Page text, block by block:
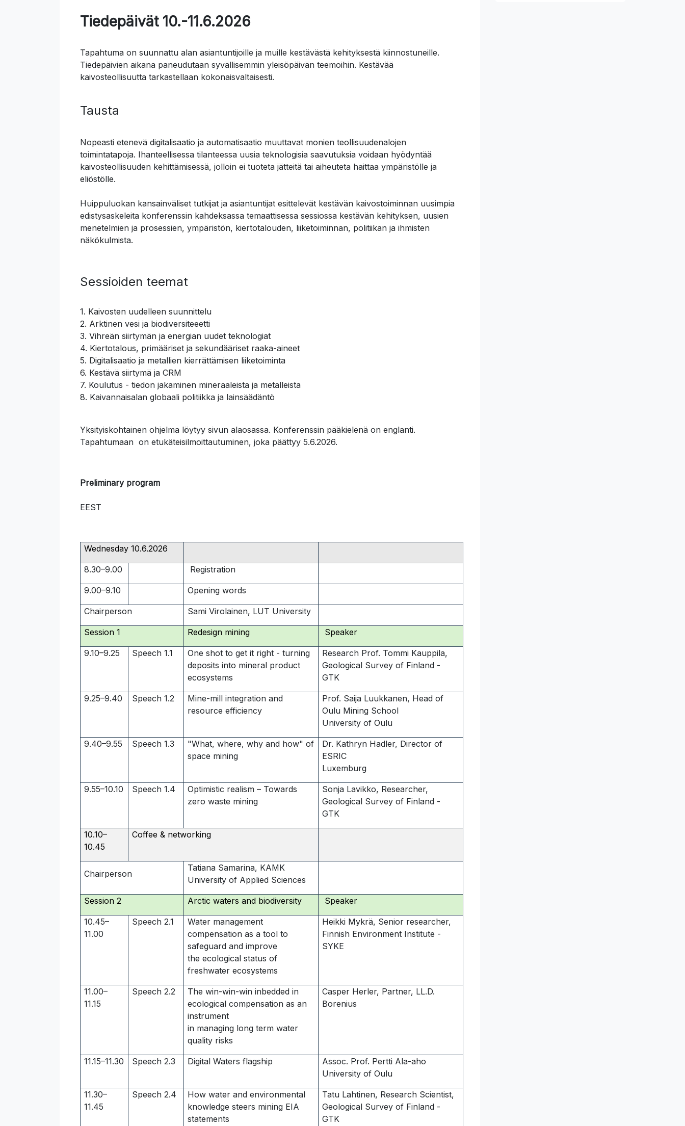
Tiedepäivät 10.-11.6.2026
Tapahtuma on suunnattu alan asiantuntijoille ja muille kestävästä kehityksestä kiinnostuneille.
Tiedepäivien aikana paneudutaan syvällisemmin yleisöpäivän teemoihin. Kestävää
kaivosteollisuutta tarkastellaan kokonaisvaltaisesti.
Tausta
Nopeasti etenevä digitalisaatio ja automatisaatio muuttavat monien teollisuudenalojen
toimintatapoja. Ihanteellisessa tilanteessa uusia teknologisia saavutuksia voidaan hyödyntää
kaivosteollisuuden kehittämisessä, jolloin ei tuoteta jätteitä tai aiheuteta haittaa ympäristölle ja
eliöstölle.
Huippuluokan kansainväliset tutkijat ja asiantuntijat esittelevät kestävän kaivostoiminnan uusimpia
edistysaskeleita konferenssin kahdeksassa temaattisessa sessiossa kestävän kehityksen, uusien
menetelmien ja prosessien, ympäristön, kiertotalouden, liiketoiminnan, politiikan ja ihmisten
näkökulmista.
Sessioiden teemat
1. Kaivosten uudelleen suunnittelu
2. Arktinen vesi ja biodiversiteeetti
3. Vihreän siirtymän ja energian uudet teknologiat
4. Kiertotalous, primääriset ja sekundääriset raaka-aineet
5. Digitalisaatio ja metallien kierrättämisen liiketoiminta
6. Kestävä siirtymä ja CRM
7. Koulutus - tiedon jakaminen mineraaleista ja metalleista
8. Kaivannaisalan globaali politiikka ja lainsäädäntö
Yksityiskohtainen ohjelma löytyy sivun alaosassa. Konferenssin pääkielenä on englanti.
Tapahtumaan on etukäteisilmoittautuminen, joka päättyy 5.6.2026.
Preliminary program
EEST
Wednesday 10.6.2026
8.30–9.00 Registration
9.00–9.10 Opening words
Chairperson Sami Virolainen, LUT University
Session 1 Redesign mining Speaker
9.10–9.25 Speech 1.1
One shot to get it right - turning
deposits into mineral product
ecosystems
Research Prof. Tommi Kauppila,
Geological Survey of Finland -
GTK
9.25–9.40 Speech 1.2
Mine-mill integration and
resource efficiency
Prof. Saija Luukkanen, Head of
Oulu Mining School
University of Oulu
9.40–9.55 Speech 1.3
"What, where, why and how" of
space mining
Dr. Kathryn Hadler, Director of
ESRIC
Luxemburg
9.55–10.10 Speech 1.4
Optimistic realism – Towards
zero waste mining
Sonja Lavikko, Researcher,
Geological Survey of Finland -
GTK
10.10–
10.45
Coffee & networking
Chairperson
Tatiana Samarina, KAMK
University of Applied Sciences
Session 2 Arctic waters and biodiversity Speaker
10.45–
11.00
Speech 2.1
Water management
compensation as a tool to
safeguard and improve
the ecological status of
freshwater ecosystems
Heikki Mykrä, Senior researcher,
Finnish Environment Institute -
SYKE
11.00–
11.15
Speech 2.2
The win-win-win inbedded in
ecological compensation as an
instrument
in managing long term water
quality risks
Casper Herler, Partner, LL.D.
Borenius
11.15–11.30 Speech 2.3 Digital Waters flagship
Assoc. Prof. Pertti Ala-aho
University of Oulu
11.30–
11.45
Speech 2.4
How water and environmental
knowledge steers mining EIA
statements
Tatu Lahtinen, Research Scientist,
Geological Survey of Finland -
GTK